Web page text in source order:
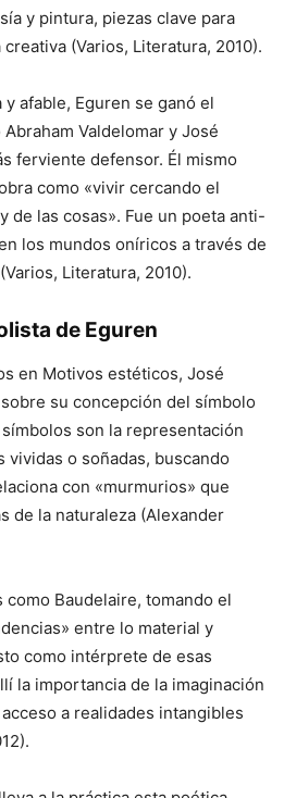
y pintura, piezas clave para
(Varios, Literatura, 2010).
afable, Eguren se ganó el
Valdelomar y José
ferviente defensor. Él mismo
como «vivir cercando el
de las cosas». Fue un poeta anti-
los mundos oníricos a través de
Literatura, 2010).
de Eguren
en Motivos estéticos, José
su concepción del símbolo
son la representación
o soñadas, buscando
con «murmurios» que
de la naturaleza (Alexander
Baudelaire, tomando el
entre lo material y
como intérprete de esas
la importancia de la imaginación
a realidades intangibles